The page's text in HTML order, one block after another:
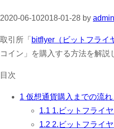
2020-06-102018-01-28 by admin
取引所「 bitflyer（ビットフライ
コイン」を購入する方法を解説
目次
1 仮想通貨購入までの流
1.1 1.ビットフライ
1.2 2.ビットフライ